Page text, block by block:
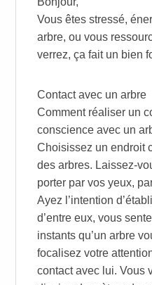
Vous êtes stressé,
arbre, ou vous
verrez, ça fait un bien
Contact avec un arbre
Comment réaliser un
conscience avec un
Choisissez un endroit
des arbres. Laissez-
porter par vos yeux,
Ayez l’intention
d’entre eux, vous
instants qu’un arbre
focalisez votre
contact avec lui. Vous